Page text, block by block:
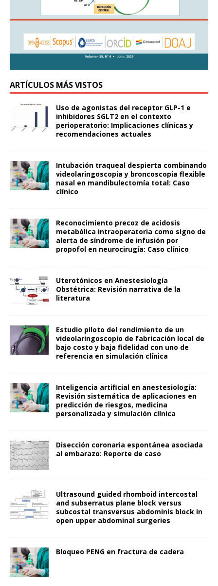
ARTÍCULOS MÁS VISTOS
Uso de agonistas del receptor GLP-1 e
inhibidores SGLT2 en el contexto
perioperatorio: Implicaciones clínicas y
recomendaciones actuales
Intubación traqueal despierta combinando
videolaringoscopia y broncoscopia flexible
nasal en mandibulectomía total: Caso
clínico
Reconocimiento precoz de acidosis
metabólica intraoperatoria como signo de
alerta de síndrome de infusión por
propofol en neurocirugía: Caso clínico
Uterotónicos en Anestesiología
Obstétrica: Revisión narrativa de la
literatura
Estudio piloto del rendimiento de un
videolaringoscopio de fabricación local de
bajo costo y baja fidelidad con uno de
referencia en simulación clínica
Inteligencia artificial en anestesiología:
Revisión sistemática de aplicaciones en
predicción de riesgos, medicina
personalizada y simulación clínica
Disección coronaria espontánea asociada
al embarazo: Reporte de caso
Ultrasound guided rhomboid intercostal
and subserratus plane block versus
subcostal transversus abdominis block in
open upper abdominal surgeries
Bloqueo PENG en fractura de cadera